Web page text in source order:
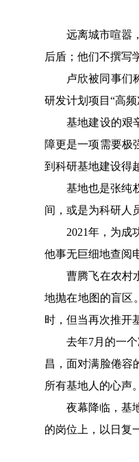
远离城市喧嚣，
后盾；他们不撰写
卢欣被同事们
研发计划项目 “高
基地建设的艰
障更是一项需要极
到科研基地建设得
基地也是张纯
间，或是为科研人
2021年， 为成
他事无巨细地查阅
曹腾飞在农村
地抛在地图的盲区
时， 但当再次推开
去年7月 的一个
昌，面对满脸倦容
所有基地人的心声。
夜幕降临，基
的岗位上，以日复